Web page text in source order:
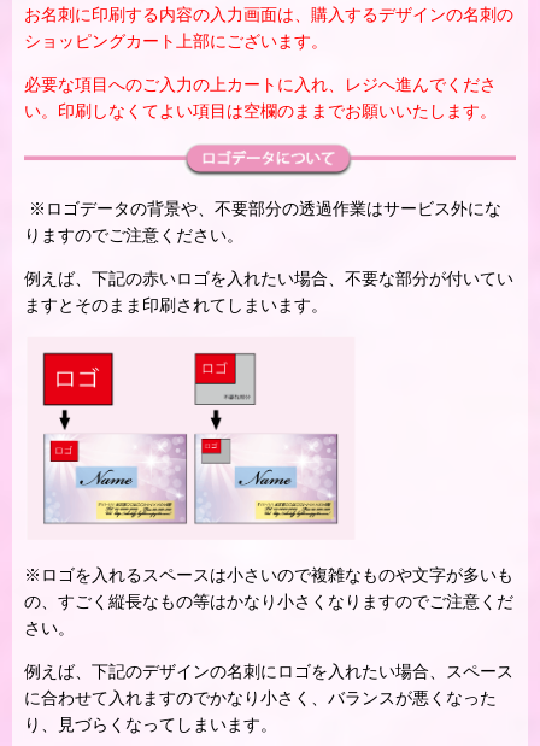
お名刺に印刷する内容の入力画面は、購入するデザインの名刺の
ショッピングカート上部にございます。
必要な項目へのご入力の上カートに入れ、レジへ進んでくださ
い。印刷しなくてよい項目は空欄のままでお願いいたします。
※ロゴデータの背景や、不要部分の透過作業はサービス外にな
りますのでご注意ください。
例えば、下記の赤いロゴを入れたい場合、不要な部分が付いてい
ますとそのまま印刷されてしまいます。
※ロゴを入れるスペースは小さいので複雑なものや文字が多いも
の、すごく縦長なもの等はかなり小さくなりますのでご注意くだ
さい。
例えば、下記のデザインの名刺にロゴを入れたい場合、スペース
に合わせて入れますのでかなり小さく、バランスが悪くなった
り、見づらくなってしまいます。